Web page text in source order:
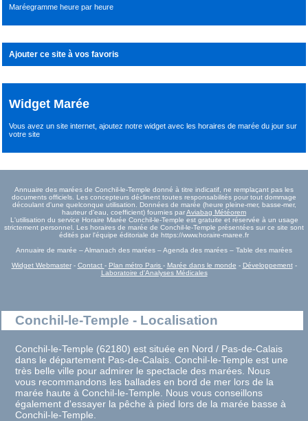
Maréegramme heure par heure
Ajouter ce site à vos favoris
Widget Marée
Vous avez un site internet,ajoutez notre widget avec les horaires de marée du joursur
votre site
Annuaire des marées de Conchil-le-Temple donné à titre indicatif, ne remplaçant pas les
documents officiels. Les concepteurs déclinent toutes responsabilités pour tout dommage
découlant d'une quelconque utilisation. Données de marée (heure pleine-mer, basse-mer,
hauteur d'eau, coefficient) fournies parAviabag Météorem
L'utilisation du service Horaire Marée Conchil-le-Temple est gratuite et réservée à un usage
strictement personnel. Les horaires de marée de Conchil-le-Temple présentées sur ce site sont
édités par l'équipe éditoriale de https://www.horaire-maree.fr
Annuaire de marée – Almanach des marées – Agenda des marées – Table des marées
Widget Webmaster- Contact - Plan métro Paris - Marée dans le monde - Développement-
Laboratoire d'Analyses Médicales
Conchil-le-Temple - Localisation
Conchil-le-Temple (62180) est située en Nord / Pas-de-Calais
dans le département Pas-de-Calais. Conchil-le-Temple est une
très belle ville pour admirer le spectacle des marées. Nous
vous recommandons les ballades en bord de mer lors de la
marée haute à Conchil-le-Temple. Nous vous conseillons
également d'essayer la pêche à pied lors de la marée basse à
Conchil-le-Temple.